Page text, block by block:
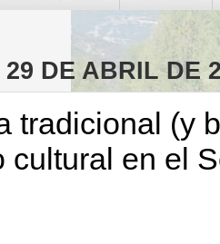
DE ABRIL DE
tradicional (y
cultural en el